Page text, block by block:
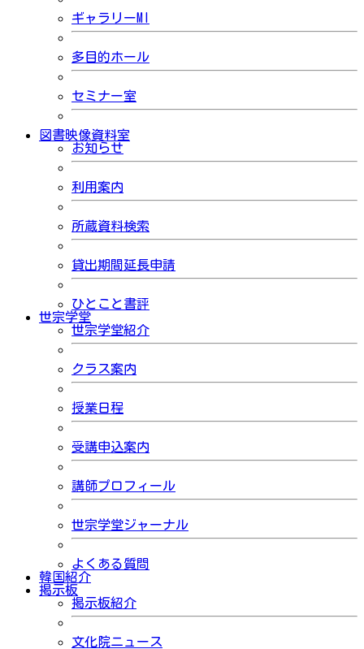
ギャラリーMI
多目的ホール
セミナー室
図書映像資料室
お知らせ
利用案内
所蔵資料検索
貸出期間延長申請
ひとこと書評
世宗学堂
世宗学堂紹介
クラス案内
授業日程
受講申込案内
講師プロフィール
世宗学堂ジャーナル
よくある質問
韓国紹介
掲示板
掲示板紹介
文化院ニュース